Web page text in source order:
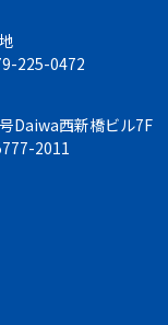
225-0472
Daiwa西新橋ビル7F
2011